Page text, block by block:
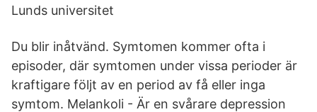
Lunds universitet
Du blir inåtvänd. Symtomen kommer ofta i
episoder, där symtomen under vissa perioder är
kraftigare följt av en period av få eller inga
symtom. Melankoli - Är en svårare depression